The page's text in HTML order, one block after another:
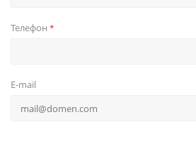
Телефон *
E-mail